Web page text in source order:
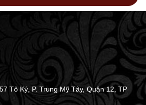
Tô Ký, P. Trung Mỹ Tây, Quận 12, TP